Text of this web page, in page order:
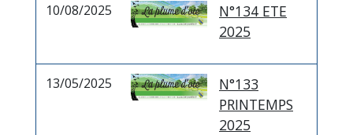
10/08/2025
N°134 ETE
2025
13/05/2025
N°133
PRINTEMPS
2025